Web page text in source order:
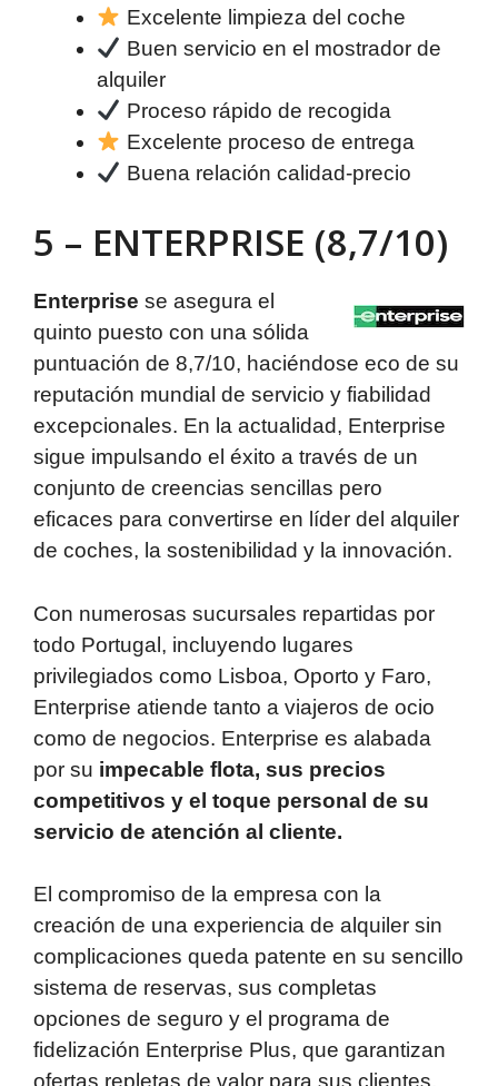
Excelente limpieza del coche
Buen servicio en el mostrador de
alquiler
Proceso rápido de recogida
Excelente proceso de entrega
Buena relación calidad-precio
5 – ENTERPRISE (8,7/10)
Enterprise se asegura el
quinto puesto con una sólida
puntuación de 8,7/10, haciéndose eco de su
reputación mundial de servicio y fiabilidad
excepcionales. En la actualidad, Enterprise
sigue impulsando el éxito a través de un
conjunto de creencias sencillas pero
eficaces para convertirse en líder del alquiler
de coches, la sostenibilidad y la innovación.
Con numerosas sucursales repartidas por
todo Portugal, incluyendo lugares
privilegiados como Lisboa, Oporto y Faro,
Enterprise atiende tanto a viajeros de ocio
como de negocios. Enterprise es alabada
por su impecable flota, sus precios
competitivos y el toque personal de su
servicio de atención al cliente.
El compromiso de la empresa con la
creación de una experiencia de alquiler sin
complicaciones queda patente en su sencillo
sistema de reservas, sus completas
opciones de seguro y el programa de
fidelización Enterprise Plus, que garantizan
ofertas repletas de valor para sus clientes.